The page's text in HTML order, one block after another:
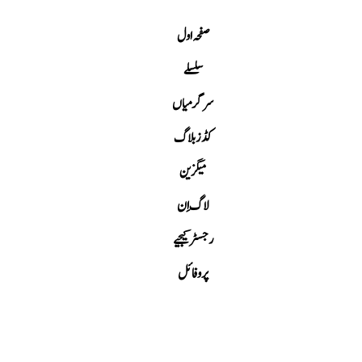
صفحہ اول
سلسلے
سرگرمیاں
کڈز بلاگ
میگزین
لاگ اِن
رجسٹر کیجیے
پروفائل